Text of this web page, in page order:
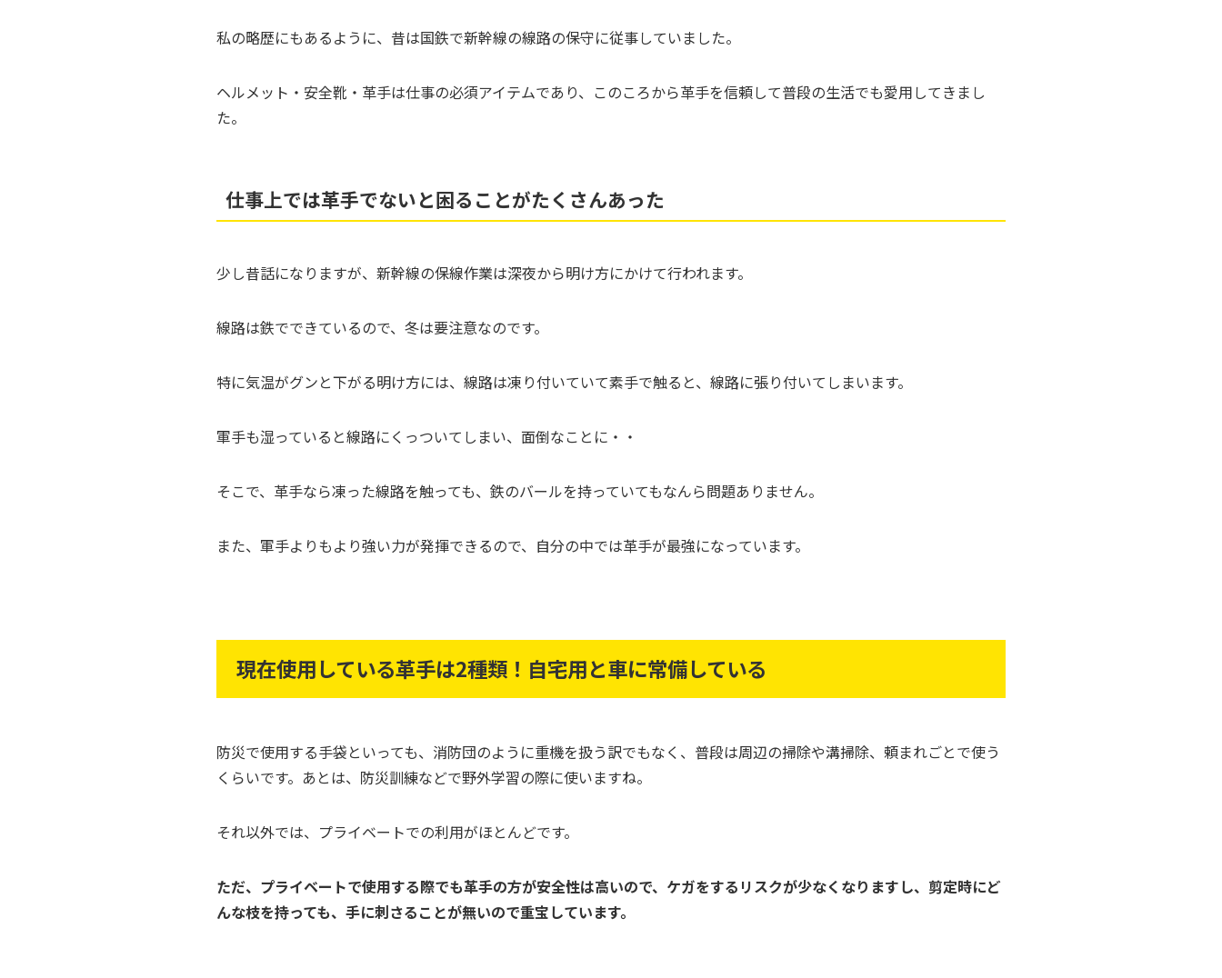
私の略歴にもあるように、昔は国鉄で新幹線の線路の保守に従事していました。
ヘルメット・安全靴・革手は仕事の必須アイテムであり、このころから革手を信頼して普段の生活でも愛用してきまし
た。
仕事上では革手でないと困ることがたくさんあった
少し昔話になりますが、新幹線の保線作業は深夜から明け方にかけて行われます。
線路は鉄でできているので、冬は要注意なのです。
特に気温がグンと下がる明け方には、線路は凍り付いていて素手で触ると、線路に張り付いてしまいます。
軍手も湿っていると線路にくっついてしまい、面倒なことに・・
そこで、革手なら凍った線路を触っても、鉄のバールを持っていてもなんら問題ありません。
また、軍手よりもより強い力が発揮できるので、自分の中では革手が最強になっています。
現在使用している革手は2種類！自宅用と車に常備している
防災で使用する手袋といっても、消防団のように重機を扱う訳でもなく、普段は周辺の掃除や溝掃除、頼まれごとで使う
くらいです。あとは、防災訓練などで野外学習の際に使いますね。
それ以外では、プライベートでの利用がほとんどです。
ただ、プライベートで使用する際でも革手の方が安全性は高いので、ケガをするリスクが少なくなりますし、剪定時にど
んな枝を持っても、手に刺さることが無いので重宝しています。